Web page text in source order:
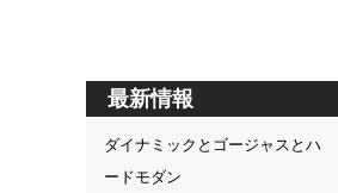
最新情報
ダイナミックとゴージャスとハ
ードモダン